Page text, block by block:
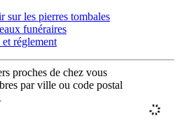
sur les pierres tombales
funéraires
réglement
proches de chez vous
par ville ou code postal